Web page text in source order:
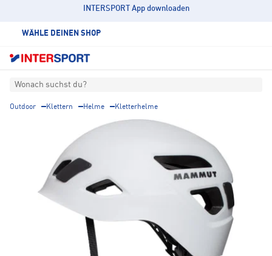
INTERSPORT App downloaden
WÄHLE DEINEN SHOP
Wonach suchst du?
Outdoor Klettern Helme Kletterhelme